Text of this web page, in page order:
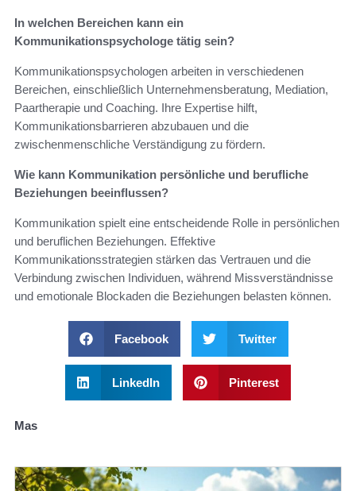
In welchen Bereichen kann ein
Kommunikationspsychologe tätig sein?
Kommunikationspsychologen arbeiten in verschiedenen
Bereichen, einschließlich Unternehmensberatung, Mediation,
Paartherapie und Coaching. Ihre Expertise hilft,
Kommunikationsbarrieren abzubauen und die
zwischenmenschliche Verständigung zu fördern.
Wie kann Kommunikation persönliche und berufliche
Beziehungen beeinflussen?
Kommunikation spielt eine entscheidende Rolle in persönlichen
und beruflichen Beziehungen. Effektive
Kommunikationsstrategien stärken das Vertrauen und die
Verbindung zwischen Individuen, während Missverständnisse
und emotionale Blockaden die Beziehungen belasten können.
Facebook Twitter
LinkedIn Pinterest
Mas